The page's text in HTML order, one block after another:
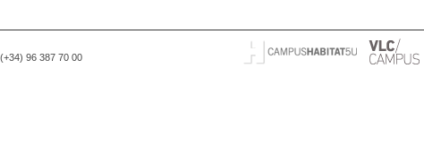
96 387 70 00